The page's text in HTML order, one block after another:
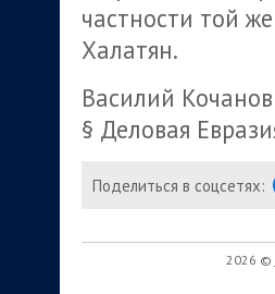
частности той
Халатян.
Василий Кочанов
§ Деловая
Поделиться в соцсетях:
2026 ©